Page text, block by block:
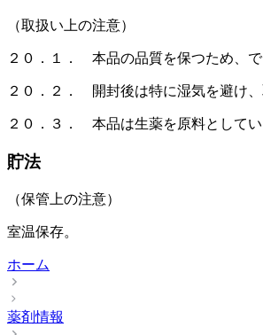
（取扱い上の注意）
２０．１． 本品の品質を保つため、
２０．２． 開封後は特に湿気を避け、
２０．３． 本品は生薬を原料として
貯法
（保管上の注意）
室温保存。
ホーム
薬剤情報